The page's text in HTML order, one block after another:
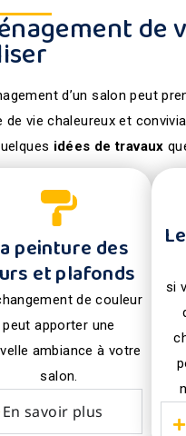
de
d’un salon peut
de vie chaleureux et
idées de travaux
peinture des
et plafonds
de couleur
peut apporter une
ambiance à votre
salon.
En savoir plus
si